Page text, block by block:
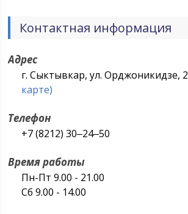
Контактная информация
Адрес
г. Сыктывкар, ул. Орджоникидзе,
карте)
Телефон
+7 (8212) 30‒24‒50
Время работы
Пн-Пт 9.00 - 21.00
Сб 9.00 - 14.00